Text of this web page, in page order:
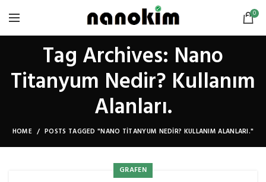
0
Tag Archives: Nano
Titanyum Nedir? Kullanım
Alanları.
HOME POSTS TAGGED "NANO TITANYUM NEDIR? KULLANIM ALANLARI."
GRAFEN